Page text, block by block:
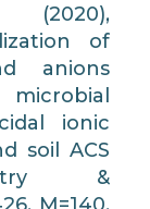
(2020),
of
anions
ionic
soil ACS
&